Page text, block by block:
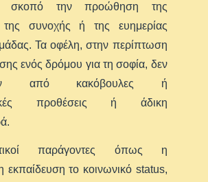
σκοπό την προώθηση της
της συνοχής ή της ευημερίας
Τα οφέλη, στην περίπτωση
ενός δρόμου για τη σοφία, δεν
από κακόβουλες ή
προθέσεις ή άδικη
παράγοντες όπως η
εκπαίδευση το κοινωνικό status,